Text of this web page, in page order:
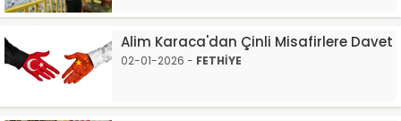
Alim Karaca'dan Çinli Misafirlere Davet
02-01-2026 - FETHİYE